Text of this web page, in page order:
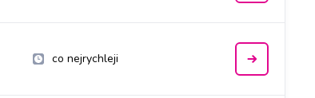
co nejrychleji